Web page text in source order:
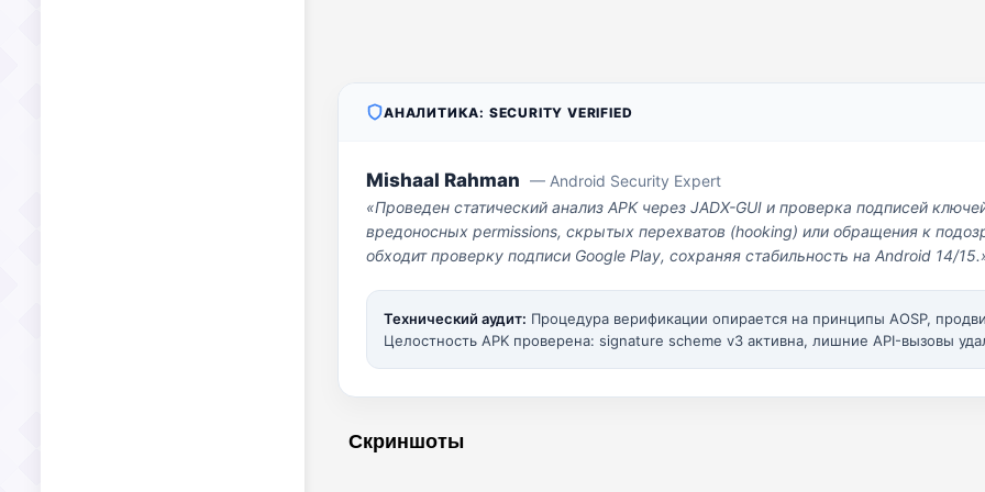
АНАЛИТИКА: SECURITY VERIFIED
Mishaal Rahman — Android Security Expert
«Проведен статический анализ APK через JADX-GUI и проверка подписей
вредоносных permissions, скрытых перехватов (hooking) или обращения к
обходит проверку подписи Google Play, сохраняя стабильность на Android 14/
Технический аудит: Процедура верификации опирается на принципы AOSP,
Целостность APK проверена: signature scheme v3 активна, лишние API-вызовы
Скриншоты